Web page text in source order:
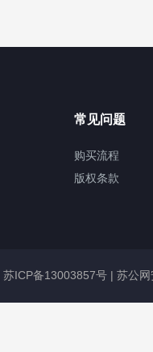
常见问题
购买流程
版权条款
苏ICP备13003857号| 苏公